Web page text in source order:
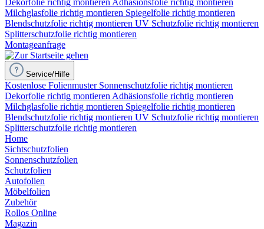
Dekorfolie richtig montieren Adhäsionsfolie richtig montieren
Milchglasfolie richtig montieren Spiegelfolie richtig montieren
Blendschutzfolie richtig montieren UV Schutzfolie richtig montieren
Splitterschutzfolie richtig montieren
Montageanfrage
Service/Hilfe
Kostenlose Folienmuster Sonnenschutzfolie richtig montieren
Dekorfolie richtig montieren Adhäsionsfolie richtig montieren
Milchglasfolie richtig montieren Spiegelfolie richtig montieren
Blendschutzfolie richtig montieren UV Schutzfolie richtig montieren
Splitterschutzfolie richtig montieren
Home
Sichtschutzfolien
Sonnenschutzfolien
Schutzfolien
Autofolien
Möbelfolien
Zubehör
Rollos Online
Magazin